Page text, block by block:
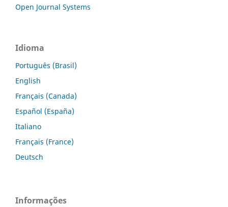
Open Journal Systems
Idioma
Português (Brasil)
English
Français (Canada)
Español (España)
Italiano
Français (France)
Deutsch
Informações